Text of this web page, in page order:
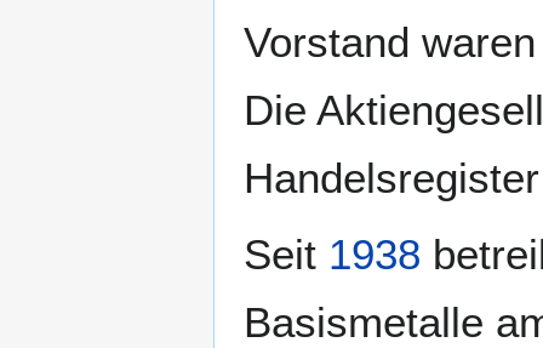
Vorstand
Die
Seit 1938
Basismetalle